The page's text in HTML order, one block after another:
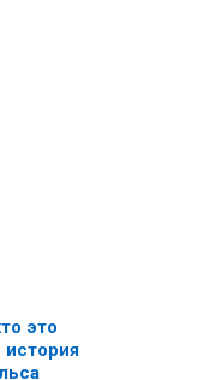
это
история